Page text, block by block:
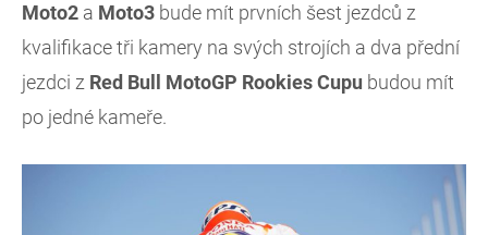
Moto2 a Moto3 bude mít prvních šest jezdců z
kvalifikace tři kamery na svých strojích a dva přední
jezdci z Red Bull MotoGP Rookies Cupu budou mít
po jedné kameře.